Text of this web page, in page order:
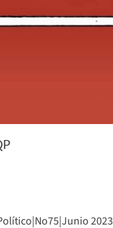
2023